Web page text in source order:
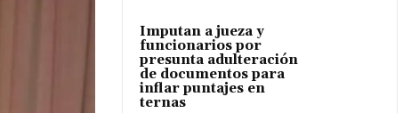
Imputan a jueza y
funcionarios por
presunta adulteración
de documentos para
inflar puntajes en
ternas